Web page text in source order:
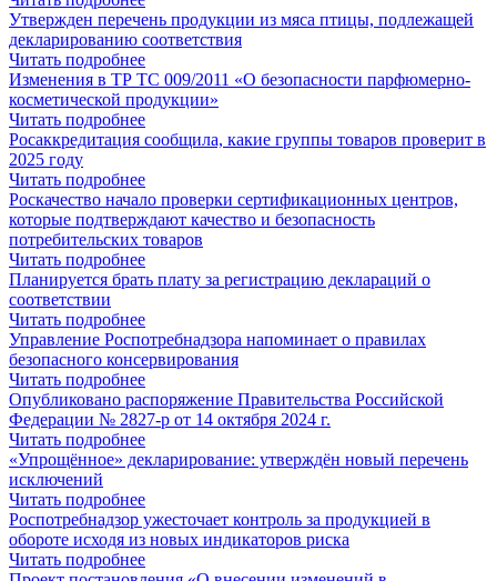
Утвержден перечень продукции из мяса птицы, подлежащей
декларированию соответствия
Читать подробнее
Изменения в ТР ТС 009/2011 «О безопасности парфюмерно-
косметической продукции»
Читать подробнее
Росаккредитация сообщила, какие группы товаров проверит в
2025 году
Читать подробнее
Роскачество начало проверки сертификационных центров,
которые подтверждают качество и безопасность
потребительских товаров
Читать подробнее
Планируется брать плату за регистрацию деклараций о
соответствии
Читать подробнее
Управление Роспотребнадзора напоминает о правилах
безопасного консервирования
Читать подробнее
Опубликовано распоряжение Правительства Российской
Федерации № 2827-р от 14 октября 2024 г.
Читать подробнее
«Упрощённое» декларирование: утверждён новый перечень
исключений
Читать подробнее
Роспотребнадзор ужесточает контроль за продукцией в
обороте исходя из новых индикаторов риска
Читать подробнее